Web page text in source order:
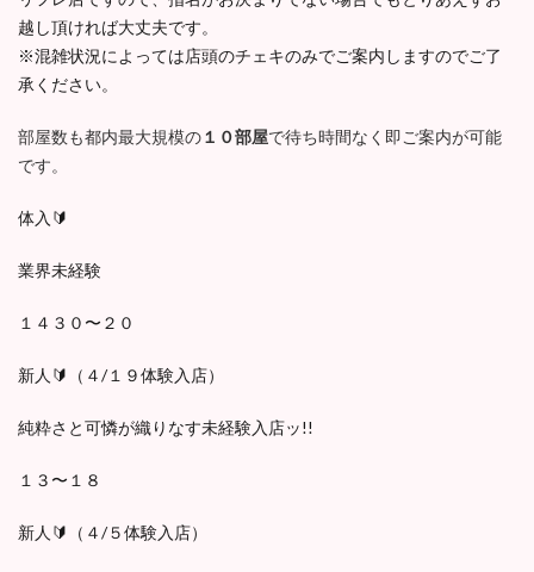
越し頂ければ大丈夫です。
※混雑状況によっては店頭のチェキのみでご案内しますのでご了
承ください。
部屋数も都内最大規模の１０部屋で待ち時間なく即ご案内が可能
です。
体入🔰
業界未経験
１４３０〜２０
新人🔰（４/１９体験入店）
純粋さと可憐が織りなす未経験入店ッ!!
１３〜１８
新人🔰（４/５体験入店）